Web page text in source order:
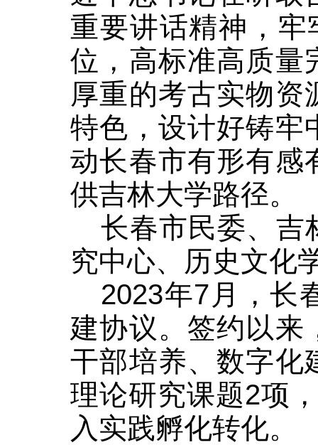
重要讲话精神，牢
位，高标准高质量
厚重的考古实物资
特色，设计好铸牢
动长春市有形有感
供吉林大学路径。
长春市民委、吉
究中心、历史文化
2023年7 月，长
建协议。签约以来
干部培养、数字化
理论研究课题2项
入实践孵化转化。